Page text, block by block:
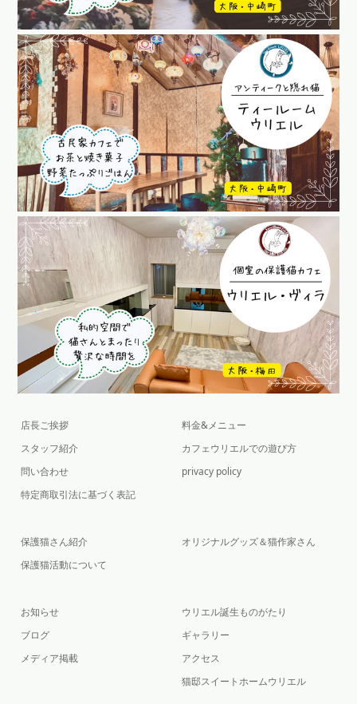
店長ご挨拶
スタッフ紹介
問い合わせ
特定商取引法に基づく表記
料金&メニュー
カフェウリエルでの遊び方
privacy policy
保護猫さん紹介
保護猫活動について
オリジナルグッズ＆猫作家さん
お知らせ
ブログ
メディア掲載
ウリエル誕生ものがたり
ギャラリー
アクセス
猫邸スイートホームウリエル